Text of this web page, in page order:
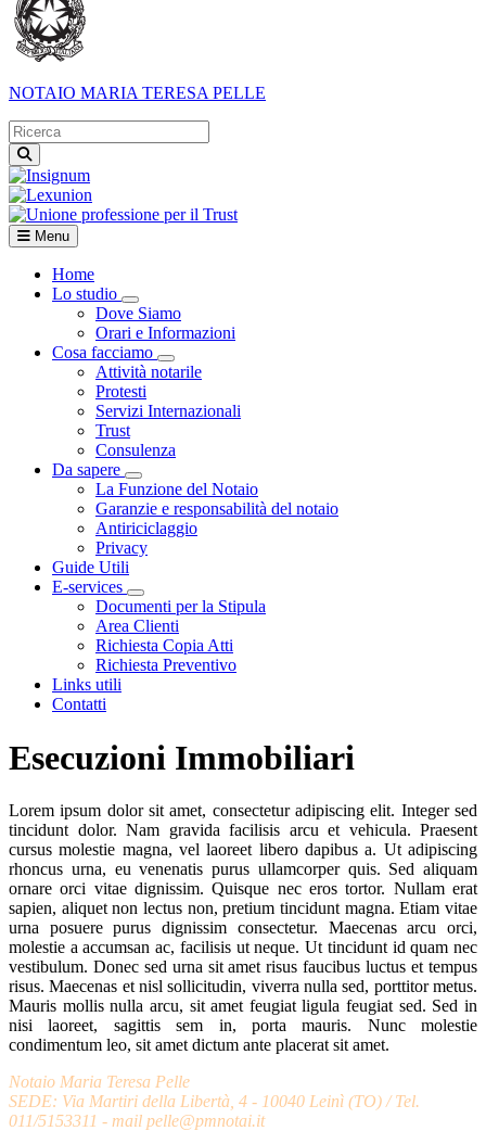
NOTAIO MARIA TERESA PELLE
Menu
Home
Lo studio
Visualizza menù di secondo livello
Dove Siamo
Orari e Informazioni
Cosa facciamo
Visualizza menù di secondo livello
Attività notarile
Protesti
Servizi Internazionali
Trust
Consulenza
Da sapere
Visualizza menù di secondo livello
La Funzione del Notaio
Garanzie e responsabilità del notaio
Antiriciclaggio
Privacy
Guide Utili
E-services
Visualizza menù di secondo livello
Documenti per la Stipula
Area Clienti
Richiesta Copia Atti
Richiesta Preventivo
Links utili
Contatti
Esecuzioni Immobiliari
Lorem ipsum dolor sit amet, consectetur adipiscing elit. Integer sed
tincidunt dolor. Nam gravida facilisis arcu et vehicula. Praesent
cursus molestie magna, vel laoreet libero dapibus a. Ut adipiscing
rhoncus urna, eu venenatis purus ullamcorper quis. Sed aliquam
ornare orci vitae dignissim. Quisque nec eros tortor. Nullam erat
sapien, aliquet non lectus non, pretium tincidunt magna. Etiam vitae
urna posuere purus dignissim consectetur. Maecenas arcu orci,
molestie a accumsan ac, facilisis ut neque. Ut tincidunt id quam nec
vestibulum. Donec sed urna sit amet risus faucibus luctus et tempus
risus. Maecenas et nisl sollicitudin, viverra nulla sed, porttitor metus.
Mauris mollis nulla arcu, sit amet feugiat ligula feugiat sed. Sed in
nisi laoreet, sagittis sem in, porta mauris. Nunc molestie
condimentum leo, sit amet dictum ante placerat sit amet.
Notaio Maria Teresa Pelle
SEDE: Via Martiri della Libertà, 4 - 10040 Leinì (TO) / Tel.
011/5153311 - mail pelle@pmnotai.it